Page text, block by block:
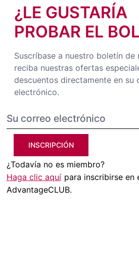
¿LE GUSTARÍA
PROBAR EL
Suscríbase a nuestro boletín de
reciba nuestras ofertas
descuentos directamente en su
electrónico.
INSCRIPCIÓN
¿Todavía no es miembro?
Haga clic aquí para inscribirse en
AdvantageCLUB.